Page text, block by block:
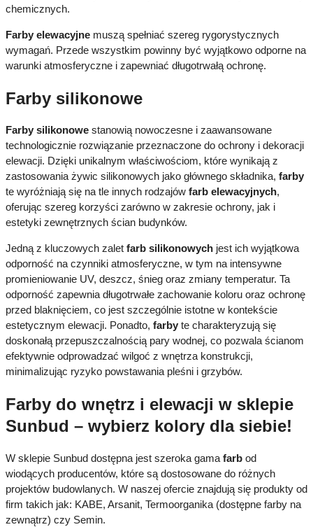
chemicznych.
Farby elewacyjne muszą spełniać szereg rygorystycznych
wymagań. Przede wszystkim powinny być wyjątkowo odporne na
warunki atmosferyczne i zapewniać długotrwałą ochronę.
Farby silikonowe
Farby silikonowe stanowią nowoczesne i zaawansowane
technologicznie rozwiązanie przeznaczone do ochrony i dekoracji
elewacji. Dzięki unikalnym właściwościom, które wynikają z
zastosowania żywic silikonowych jako głównego składnika, farby
te wyróżniają się na tle innych rodzajów farb elewacyjnych,
oferując szereg korzyści zarówno w zakresie ochrony, jak i
estetyki zewnętrznych ścian budynków.
Jedną z kluczowych zalet farb silikonowych jest ich wyjątkowa
odporność na czynniki atmosferyczne, w tym na intensywne
promieniowanie UV, deszcz, śnieg oraz zmiany temperatur. Ta
odporność zapewnia długotrwałe zachowanie koloru oraz ochronę
przed blaknięciem, co jest szczególnie istotne w kontekście
estetycznym elewacji. Ponadto, farby te charakteryzują się
doskonałą przepuszczalnością pary wodnej, co pozwala ścianom
efektywnie odprowadzać wilgoć z wnętrza konstrukcji,
minimalizując ryzyko powstawania pleśni i grzybów.
Farby do wnętrz i elewacji w sklepie
Sunbud – wybierz kolory dla siebie!
W sklepie Sunbud dostępna jest szeroka gama farb od
wiodących producentów, które są dostosowane do różnych
projektów budowlanych. W naszej ofercie znajdują się produkty od
firm takich jak: KABE, Arsanit, Termoorganika (dostępne farby na
zewnątrz) czy Semin.